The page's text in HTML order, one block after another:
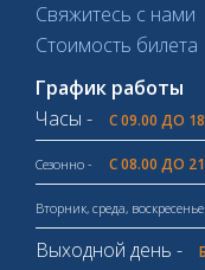
Свяжитесь с нами
Стоимость билета
График работы
Часы -
С 09.00 ДО
Сезонно - С 08.00 ДО
Вторник, среда,
Выходной день -